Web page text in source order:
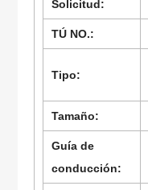
Solicitud:
TÚ NO.:
Tipo:
Tamaño:
Guía de
conducción: